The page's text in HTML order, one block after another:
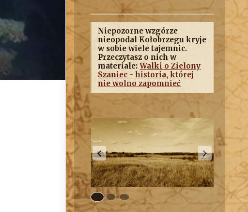
Niepozorne wzgórze
nieopodal Kołobrzegu kryje
w sobie wiele tajemnic.
Przeczytasz o nich w
materiale:Walki o Zielony
Szaniec - historia, której
nie wolno zapomnieć